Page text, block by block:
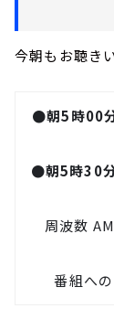
今朝もお聴き
●朝5時00分
●朝5時30分
周波数
番組へ